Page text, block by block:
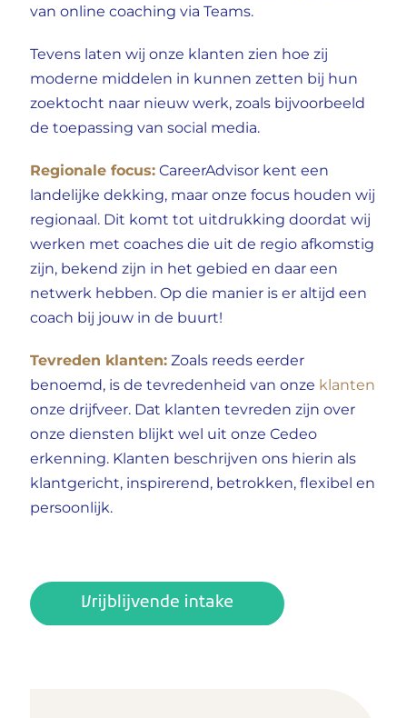
van online coaching via Teams.
Tevens laten wij onze klanten zien hoe zij
moderne middelen in kunnen zetten bij hun
zoektocht naar nieuw werk, zoals bijvoorbeeld
de toepassing van social media.
Regionale focus:CareerAdvisor kent een
landelijke dekking, maar onze focus houden wij
regionaal. Dit komt tot uitdrukking doordat wij
werken met coaches die uit de regio afkomstig
zijn, bekend zijn in het gebied en daar een
netwerk hebben.Op die manier is er altijd een
coach bij jouw in de buurt!
Tevreden klanten:Zoals reeds eerder
benoemd, is de tevredenheid van onze klanten
onze drijfveer. Dat klanten tevreden zijn over
onze diensten blijkt wel uit onze Cedeo
erkenning. Klanten beschrijven ons hierin als
klantgericht, inspirerend, betrokken, flexibel en
persoonlijk.